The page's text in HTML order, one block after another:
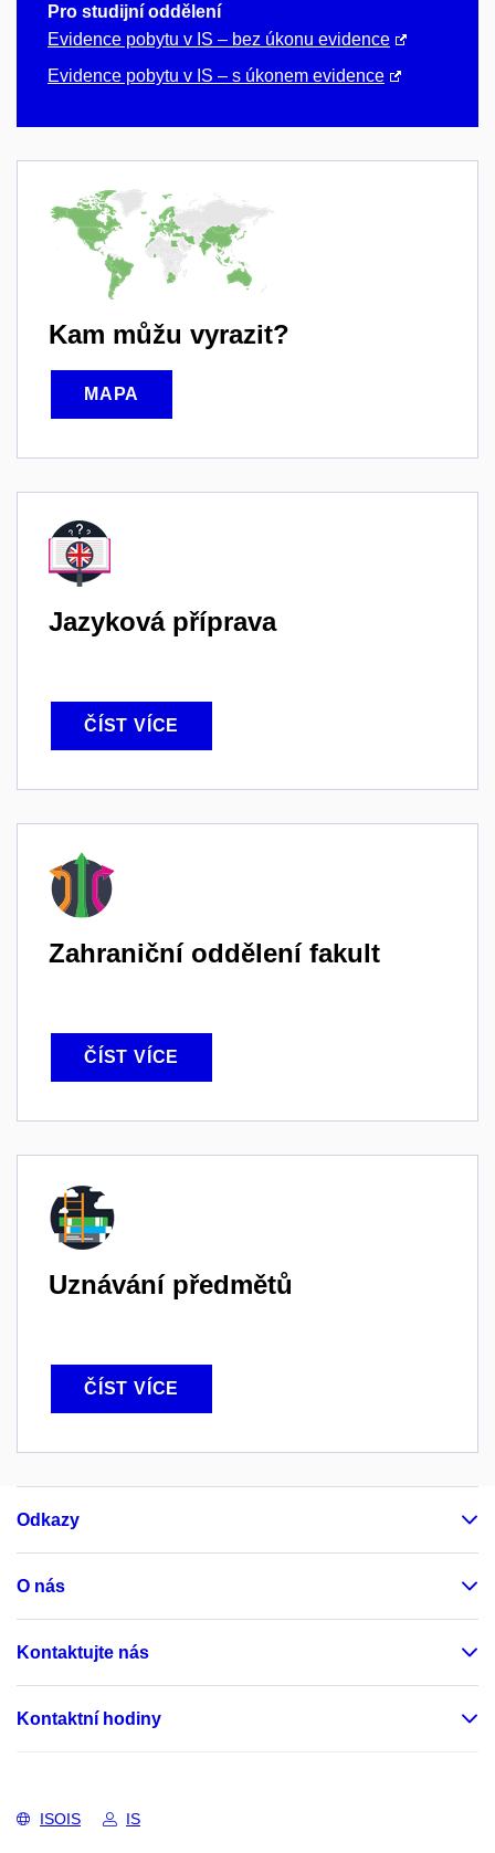
Pro studijní oddělení
Evidence pobytu v IS – bez úkonu evidence
Evidence pobytu v IS – s úkonem evidence
Kam můžu vyrazit?
MAPA
Jazyková příprava
ČÍST VÍCE
Zahraniční oddělení fakult
ČÍST VÍCE
Uznávání předmětů
ČÍST VÍCE
Odkazy
O nás
Kontaktujte nás
Kontaktní hodiny
ISOIS IS